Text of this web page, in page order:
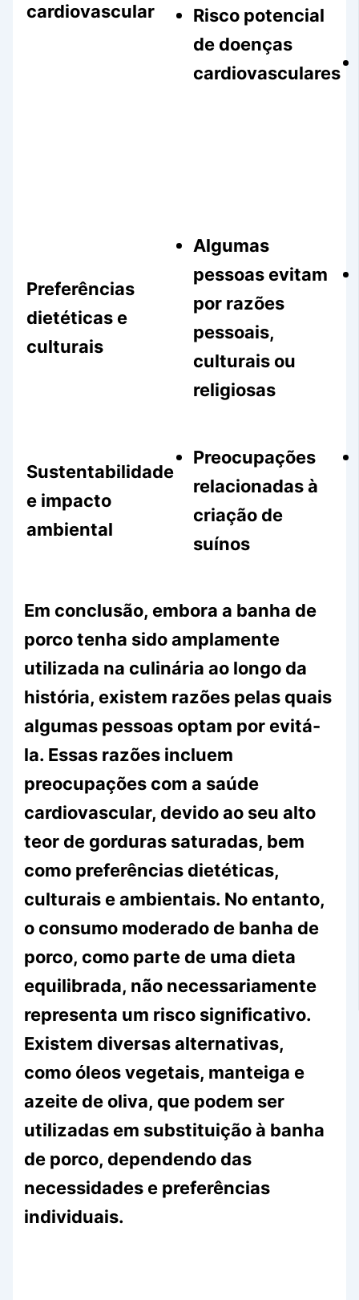
cardiovascular
Risco potencial
de doenças
cardiovasculares
Preferências
dietéticas e
culturais
Algumas
pessoas evitam
por razões
pessoais,
culturais ou
religiosas
Sustentabilidade
e impacto
ambiental
Preocupações
relacionadas à
criação de
suínos
Em conclusão, embora a banha de
porco tenha sido amplamente
utilizada na culinária ao longo da
história, existem razões pelas quais
algumas pessoas optam por evitá-
la. Essas razões incluem
preocupações com a saúde
cardiovascular, devido ao seu alto
teor de gorduras saturadas, bem
como preferências dietéticas,
culturais e ambientais. No entanto,
o consumo moderado de banha de
porco, como parte de uma dieta
equilibrada, não necessariamente
representa um risco significativo.
Existem diversas alternativas,
como óleos vegetais, manteiga e
azeite de oliva, que podem ser
utilizadas em substituição à banha
de porco, dependendo das
necessidades e preferências
individuais.